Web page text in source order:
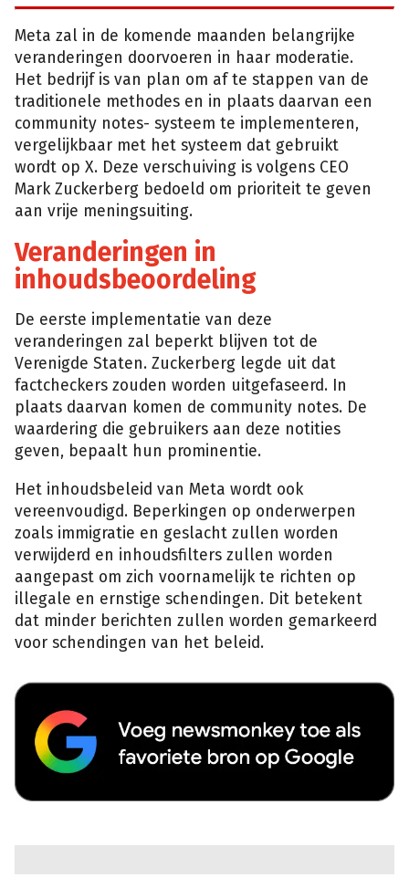
Meta zal in de komende maanden belangrijke
veranderingen doorvoeren in haar moderatie.
Het bedrijf is van plan om af te stappen van de
traditionele methodes en in plaats daarvan een
community notes- systeem te implementeren,
vergelijkbaar met het systeem dat gebruikt
wordt op X. Deze verschuiving is volgens CEO
Mark Zuckerberg bedoeld om prioriteit te geven
aan vrije meningsuiting.
Veranderingen in
inhoudsbeoordeling
De eerste implementatie van deze
veranderingen zal beperkt blijven tot de
Verenigde Staten. Zuckerberg legde uit dat
factcheckers zouden worden uitgefaseerd. In
plaats daarvan komen de community notes. De
waardering die gebruikers aan deze notities
geven, bepaalt hun prominentie.
Het inhoudsbeleid van Meta wordt ook
vereenvoudigd. Beperkingen op onderwerpen
zoals immigratie en geslacht zullen worden
verwijderd en inhoudsfilters zullen worden
aangepast om zich voornamelijk te richten op
illegale en ernstige schendingen. Dit betekent
dat minder berichten zullen worden gemarkeerd
voor schendingen van het beleid.